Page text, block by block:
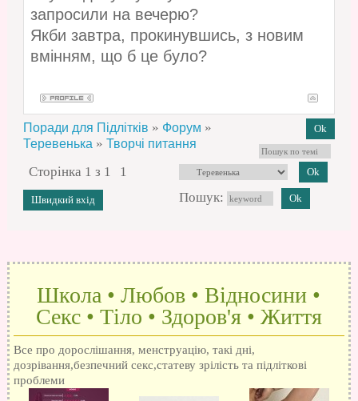
запросили на вечерю?
Якби завтра, прокинувшись, з новим
вмінням, що б це було?
Поради для Підлітків » Форум »
Теревенька » Творчі питання
Сторінка 1 з 1
1
Пошук:
Школа • Любов • Відносини •
Секс • Тіло • Здоров'я • Життя
Все про дорослішання, менструацію, такі дні,
дозрівання,безпечний секс,статеву зрілість та підліткові
проблеми